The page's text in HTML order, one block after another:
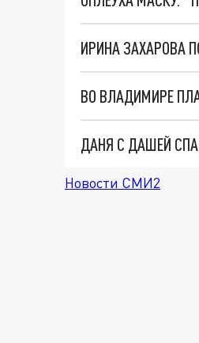
ВО ВЛАДИМИРЕ
ДАНЯ С ДАШЕЙ
Новости СМИ2